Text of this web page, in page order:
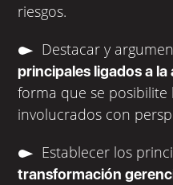
riesgos.
Destacar y
principales ligados a
forma que se posibilite
involucrados con
Establecer los
transformación